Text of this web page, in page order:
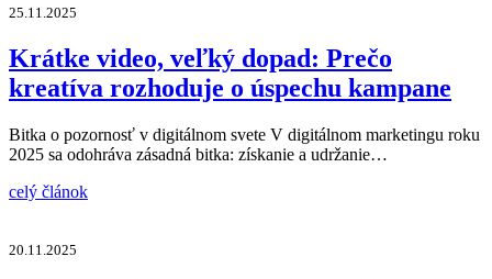
25.11.2025
Krátke video, veľký dopad: Prečo
kreatíva rozhoduje o úspechu kampane
Bitka o pozornosť v digitálnom svete V digitálnom marketingu roku
2025 sa odohráva zásadná bitka: získanie a udržanie…
celý článok
20.11.2025